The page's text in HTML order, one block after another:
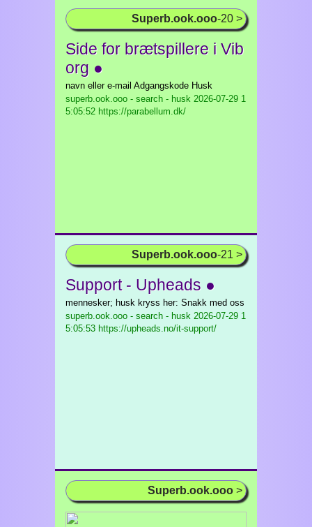
Superb.ook.ooo-20 >
Side for brætspillere i Vib
org ●
navn eller e-mail Adgangskode Husk
superb.ook.ooo - search - husk 2026-07-29 1
5:05:52 https://parabellum.dk/
Superb.ook.ooo-21 >
Support - Upheads ●
mennesker; husk kryss her: Snakk med oss
superb.ook.ooo - search - husk 2026-07-29 1
5:05:53 https://upheads.no/it-support/
Superb.ook.ooo >